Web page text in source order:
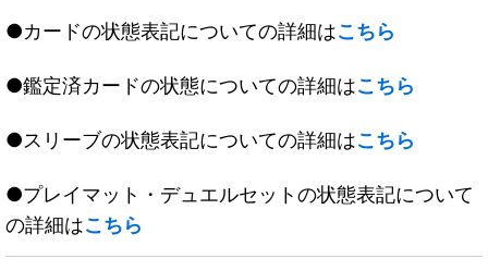
●カードの状態表記についての詳細はこちら
●鑑定済カードの状態についての詳細はこちら
●スリーブの状態表記についての詳細はこちら
●プレイマット・デュエルセットの状態表記について
の詳細はこちら